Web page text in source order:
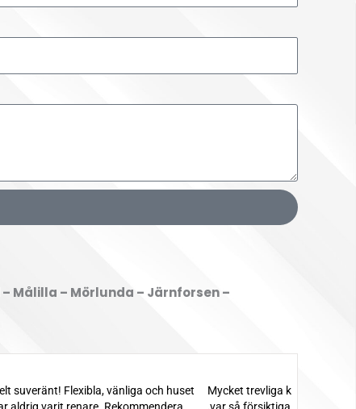
– Målilla – Mörlunda – Järnforsen –